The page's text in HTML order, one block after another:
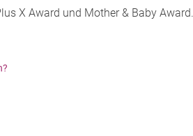
X Award und Mother & Baby Award.